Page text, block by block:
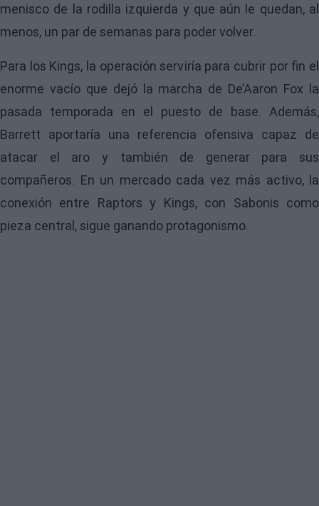
menisco de la rodilla izquierda y que aún le quedan, al
menos, un par de semanas para poder volver.
Para los Kings, la operación serviría para cubrir por fin el
enorme vacío que dejó la marcha de De’Aaron Fox la
pasada temporada en el puesto de base. Además,
Barrett aportaría una referencia ofensiva capaz de
atacar el aro y también de generar para sus
compañeros. En un mercado cada vez más activo, la
conexión entre Raptors y Kings, con Sabonis como
pieza central, sigue ganando protagonismo.